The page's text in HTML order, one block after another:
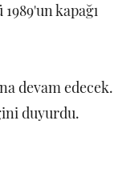
kapağı
devam edecek.
duyurdu.